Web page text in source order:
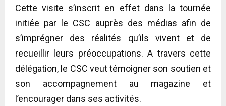
Cette visite s’inscrit en effet dans la tournée
initiée par le CSC auprès des médias afin de
s’imprégner des réalités qu’ils vivent et de
recueillir leurs préoccupations. A travers cette
délégation, le CSC veut témoigner son soutien et
son accompagnement au magazine et
l’encourager dans ses activités.